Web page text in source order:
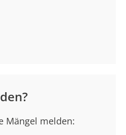
Mängel melden: